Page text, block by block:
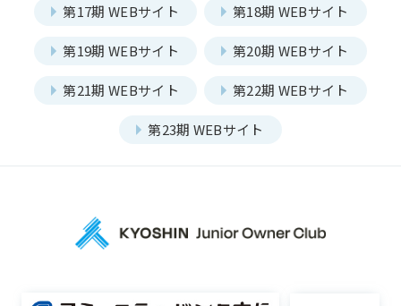
第17期 WEBサイト 第18期 WEBサイト
第19期 WEBサイト 第20期 WEBサイト
第21期 WEBサイト 第22期 WEBサイト
第23期 WEBサイト